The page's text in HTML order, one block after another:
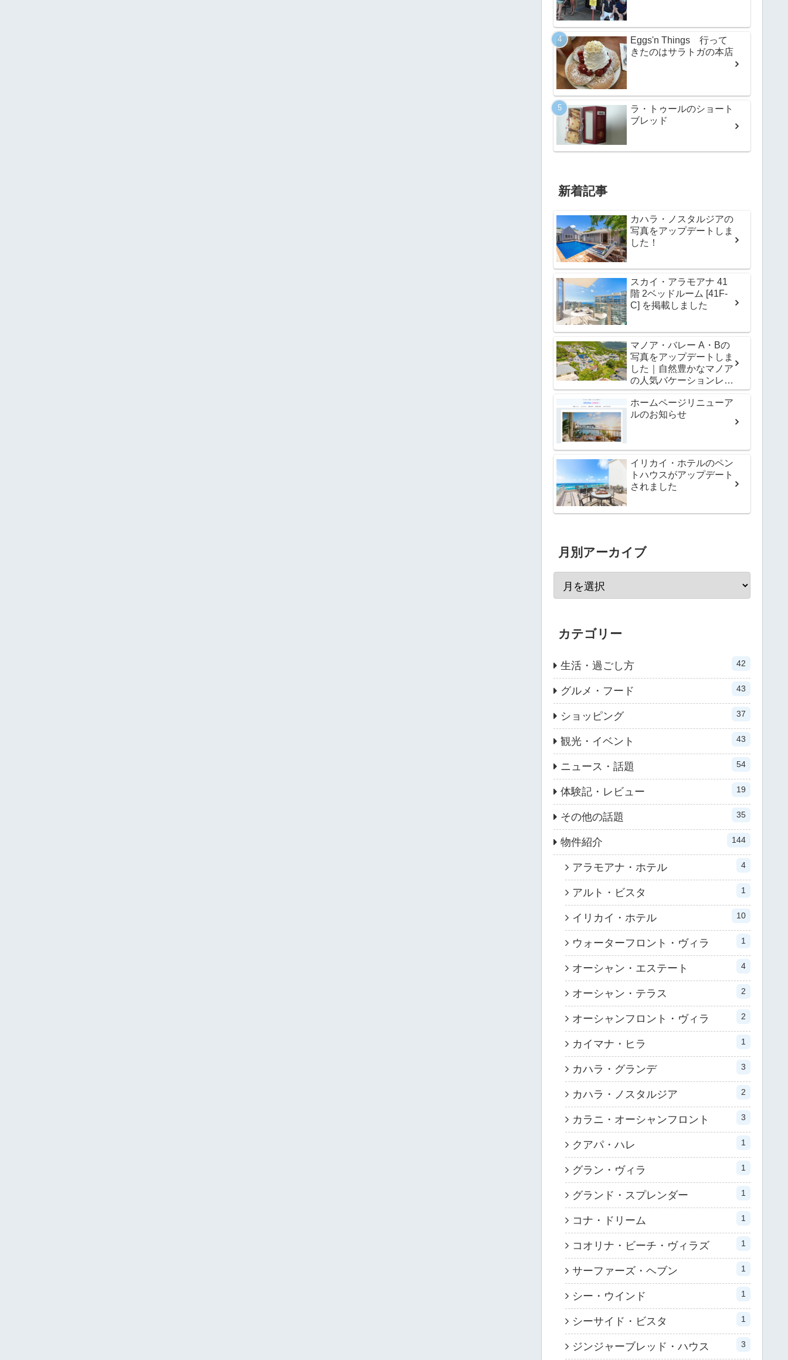
Eggs'n Things 行って
きたのはサラトガの本店
ラ・トゥールのショート
ブレッド
新着記事
カハラ・ノスタルジアの
写真をアップデートしま
した！
スカイ・アラモアナ 41
階 2ベッドルーム [41F-
C] を掲載しました
マノア・バレー A・Bの
写真をアップデートしま
した｜自然豊かなマノア
の人気バケーションレン
タル
ホームページリニューア
ルのお知らせ
イリカイ・ホテルのペン
トハウスがアップデート
されました
月別アーカイブ
カテゴリー
生活・過ごし方 42
グルメ・フード 43
ショッピング 37
観光・イベント 43
ニュース・話題 54
体験記・レビュー 19
その他の話題 35
物件紹介 144
アラモアナ・ホテル 4
アルト・ビスタ 1
イリカイ・ホテル 10
ウォーターフロント・ヴィラ 1
オーシャン・エステート 4
オーシャン・テラス 2
オーシャンフロント・ヴィラ 2
カイマナ・ヒラ 1
カハラ・グランデ 3
カハラ・ノスタルジア 2
カラニ・オーシャンフロント 3
クアパ・ハレ 1
グラン・ヴィラ 1
グランド・スプレンダー 1
コナ・ドリーム 1
コオリナ・ビーチ・ヴィラズ 1
サーファーズ・ヘブン 1
シー・ウインド 1
シーサイド・ビスタ 1
ジンジャーブレッド・ハウス 3